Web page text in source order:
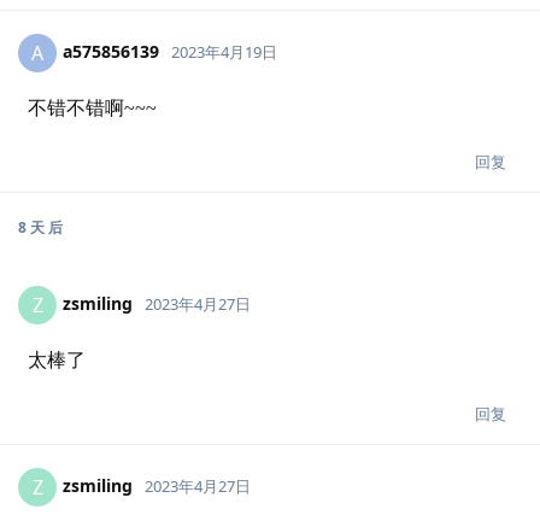
A a575856139 2023年4月19日
不错不错啊~~~
回复
8 天后
Z zsmiling 2023年4月27日
太棒了
回复
Z zsmiling 2023年4月27日